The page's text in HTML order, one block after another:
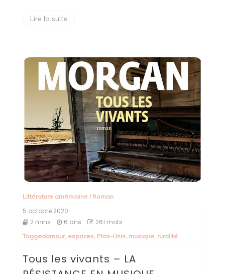
Lire la suite
Littérature américaine/ Roman
5 octobre 2020
2 mins
6 ans 261 mots
Taggedamour, espaces, Etas-Unis, musique, ruralité
Tous les vivants – LA